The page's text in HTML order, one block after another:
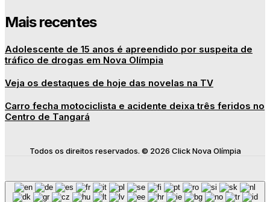
Mais recentes
Adolescente de 15 anos é apreendido por suspeita de
tráfico de drogas em Nova Olímpia
Veja os destaques de hoje das novelas na TV
Carro fecha motociclista e acidente deixa três feridos no
Centro de Tangará
Todos os direitos reservados. © 2026 Click Nova Olímpia